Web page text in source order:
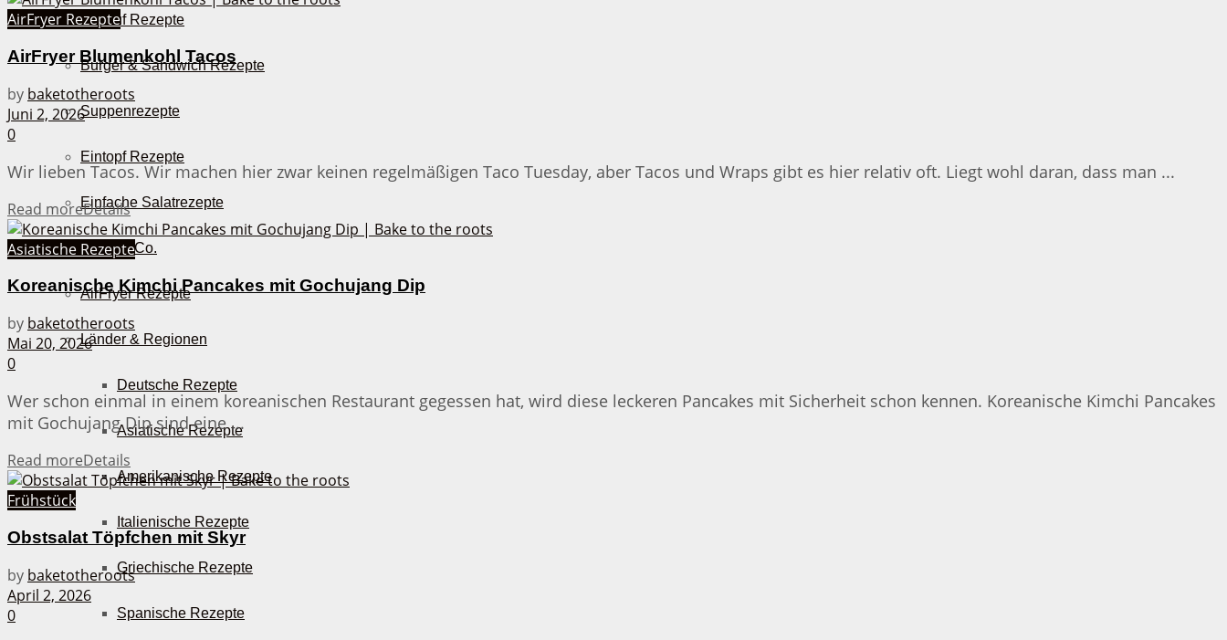
Auflauf Rezepte
Burger & Sandwich Rezepte
Suppenrezepte
Eintopf Rezepte
Einfache Salatrezepte
Pizza & Co.
AirFryer Rezepte
Länder & Regionen
Deutsche Rezepte
Asiatische Rezepte
Amerikanische Rezepte
Italienische Rezepte
Griechische Rezepte
Spanische Rezepte
AirFryer Rezepte
AirFryer Blumenkohl Tacos
by baketotheroots
Juni 2, 2026
0
Wir lieben Tacos. Wir machen hier zwar keinen regelmäßigen Taco Tuesday, aber Tacos und Wraps gibt es hier relativ oft. Liegt wohl daran, dass man ...
Read moreDetails
Asiatische Rezepte
Koreanische Kimchi Pancakes mit Gochujang Dip
by baketotheroots
Mai 20, 2026
0
Wer schon einmal in einem koreanischen Restaurant gegessen hat, wird diese leckeren Pancakes mit Sicherheit schon kennen. Koreanische Kimchi Pancakes
mit Gochujang Dip sind eine ...
Read moreDetails
Frühstück
Obstsalat Töpfchen mit Skyr
by baketotheroots
April 2, 2026
0